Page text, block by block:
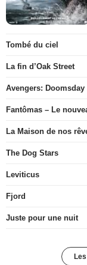
Tombé du ciel
La fin d’Oak Street
Avengers: Doomsday
Fantômas – Le
La Maison de nos
The Dog Stars
Leviticus
Fjord
Juste pour une nuit